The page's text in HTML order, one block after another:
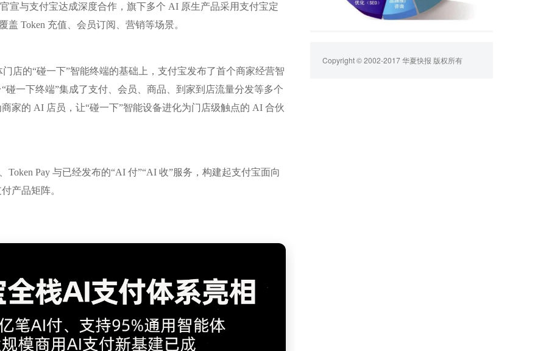
宣与支付宝达成深度合作，旗下多个 AI 原生产品采用支付宝定
盖 Token 充值、会员订阅、营销等场景。
店的“碰一下”智能终端的基础上，支付宝发布了首个商家经营智
碰一下终端”集成了支付、会员、商品、到家到店流量分发等多个
家的 AI 店员，让“碰一下”智能设备进化为门店级触点的 AI 合伙
Token Pay 与已经发布的“AI 付”“AI 收”服务，构建起支付宝面向
产品矩阵。
Copyright © 2002-2017 华夏快报 版权所有